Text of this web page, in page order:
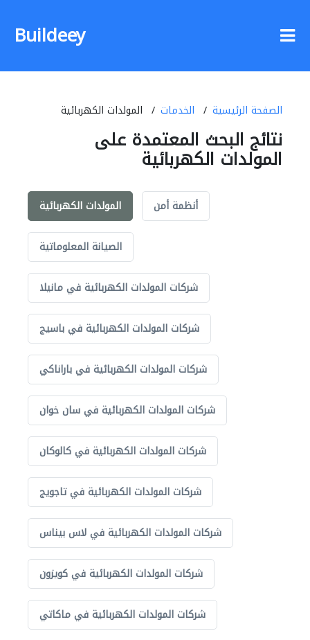
Buildeey
الصفحة الرئيسية الخدمات المولدات الكهربائية
نتائج البحث المعتمدة على
المولدات الكهربائية
المولدات الكهربائية أنظمة أمن
الصيانة المعلوماتية
شركات المولدات الكهربائية في مانيلا
شركات المولدات الكهربائية في باسيج
شركات المولدات الكهربائية في باراناكي
شركات المولدات الكهربائية في سان خوان
شركات المولدات الكهربائية في كالوكان
شركات المولدات الكهربائية في تاجويج
شركات المولدات الكهربائية في لاس بيناس
شركات المولدات الكهربائية في كويزون
شركات المولدات الكهربائية في ماكاتي